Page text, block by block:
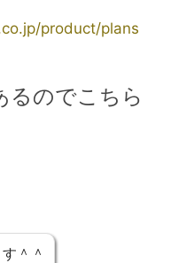
product/plans
るのでこちら
＾＾